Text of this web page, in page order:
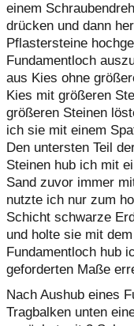
einem
drücken und dann
Pflastersteine
Fundamentloch
aus Kies ohne
Kies mit größeren
größeren Steinen
ich sie mit einem
Den untersten Teil
Steinen hub ich mit
Sand zuvor immer
nutzte ich nur zum
Schicht schwarze
und holte sie mit
Fundamentloch hub
geforderten Maße
Nach Aushub eines
Tragbalken unten